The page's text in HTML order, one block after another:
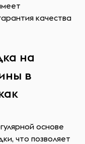
качества
на
в
основе
что позволяет